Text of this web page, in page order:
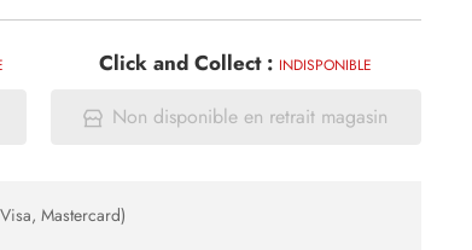
Click and Collect : INDISPONIBLE
Non disponible en retrait magasin
Mastercard)